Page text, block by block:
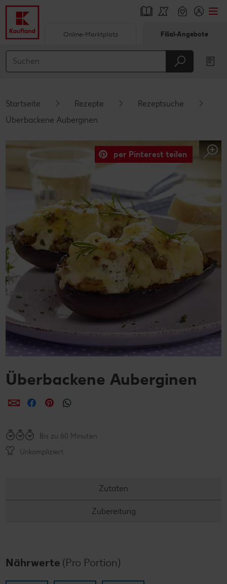
Hauptinhalt
Schwebender Seitenbereich
Online-Marktplatz Filial-Angebote
Startseite Rezepte
Rezeptsuche
Überbackene Auberginen
per Pinterest teilen
Überbackene Auberginen
per E-Mail teilen
per Facebook teilen
per Pinterest teilen
Bis zu 60 Minuten
Unkompliziert
Zutaten
Zubereitung
Nährwerte (Pro Portion)